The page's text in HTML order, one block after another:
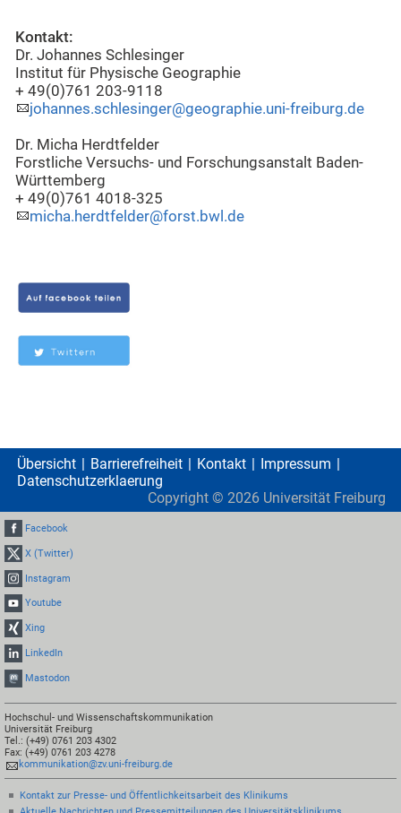
Kontakt:
Dr. Johannes Schlesinger
Institut für Physische Geographie
+ 49(0)761 203-9118
johannes.schlesinger@geographie.uni-freiburg.de
Dr. Micha Herdtfelder
Forstliche Versuchs- und Forschungsanstalt Baden-
Württemberg
+ 49(0)761 4018-325
micha.herdtfelder@forst.bwl.de
Übersicht Barrierefreiheit Kontakt
Impressum
Datenschutzerklaerung
Copyright © 2026 Universität Freiburg
Facebook
X (Twitter)
Instagram
Youtube
Xing
LinkedIn
Mastodon
Hochschul- und Wissenschaftskommunikation
Universität Freiburg
Tel.: (+49) 0761 203 4302
Fax: (+49) 0761 203 4278
kommunikation@zv.uni-freiburg.de
Kontakt zur Presse- und Öffentlichkeitsarbeit des Klinikums